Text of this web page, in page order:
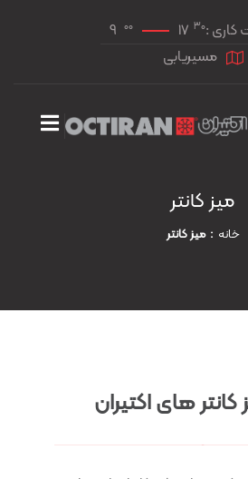
کاری : 17 30
9 00
مسیریابی
میز کانتر
خانه میز کانتر
کانتر های اکتیران